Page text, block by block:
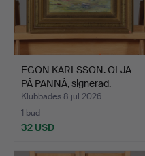
EGON KARLSSON. OLJA
PÅ PANNÅ, signerad.
Klubbades 8 jul 2026
1 bud
32 USD